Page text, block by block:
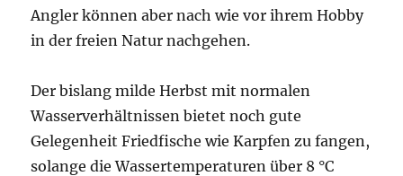
Angler können aber nach wie vor ihrem Hobby
in der freien Natur nachgehen.
Der bislang milde Herbst mit normalen
Wasserverhältnissen bietet noch gute
Gelegenheit Friedfische wie Karpfen zu fangen,
solange die Wassertemperaturen über 8 °C